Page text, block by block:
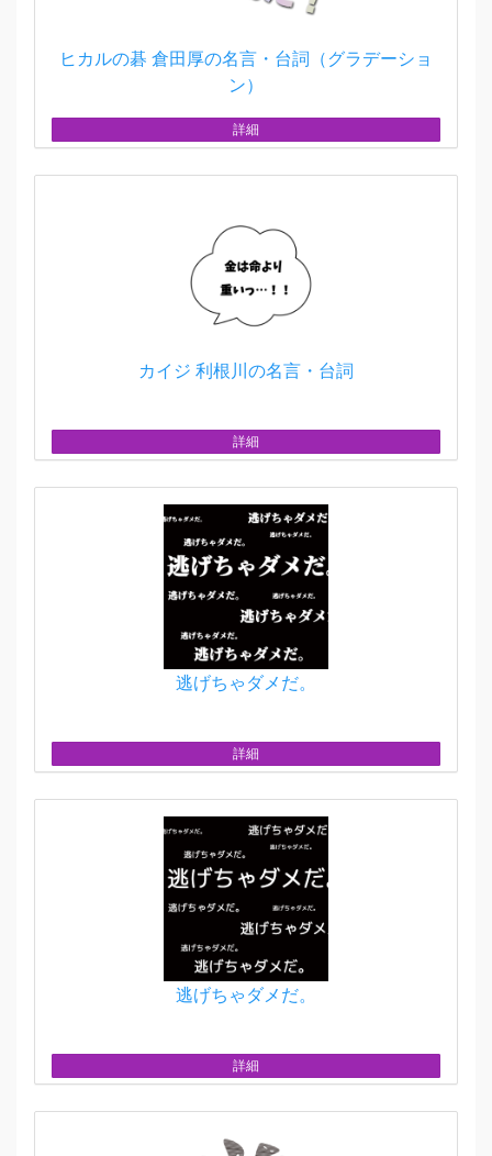
ヒカルの碁 倉田厚の名言・台詞（グラデーショ
ン）
詳細
カイジ 利根川の名言・台詞
詳細
逃げちゃダメだ。
詳細
逃げちゃダメだ。
詳細